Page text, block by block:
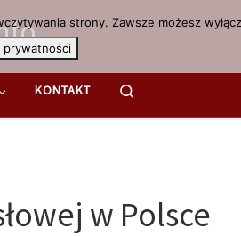
KONTAKT
w Polsce
strony. Zawsze możesz
prywatności